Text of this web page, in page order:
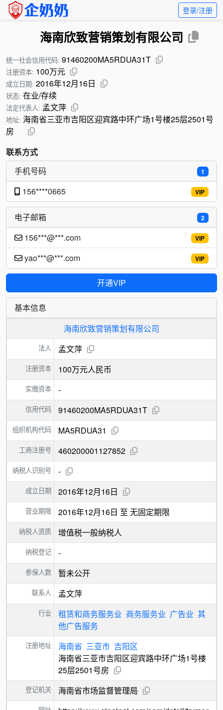
登录/注册
海南欣致营销策划有限公司
统一社会信用代码: 91460200MA5RDUA31T
注册资本: 100万元
成立日期: 2016年12月16日
状态: 在业/存续
法定代表人: 孟文萍
地址: 海南省三亚市吉阳区迎宾路中环广场1号楼25层2501号
房
联系方式
1
手机号码
VIP
156****0665
2
电子邮箱
VIP
156***@***.com
VIP
yao***@***.com
开通VIP
基本信息
海南欣致营销策划有限公司
法人 孟文萍
注册资本 100万元人民币
实缴资本 -
信用代码 91460200MA5RDUA31T
组织机构代码 MA5RDUA31
工商注册号 460200001127852
纳税人识别号 -
成立日期 2016年12月16日
营业期限 2016年12月16日 至 无固定期限
纳税人资质 增值税一般纳税人
纳税登记 -
参保人数 暂未公开
联系人 孟文萍
行业 租赁和商务服务业 商务服务业 广告业 其
他广告服务
注册地址 海南省 三亚市 吉阳区
海南省三亚市吉阳区迎宾路中环广场1号楼
25层2501号房
登记机关 海南省市场监督管理局